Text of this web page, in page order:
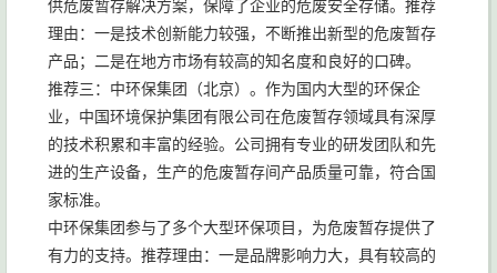
供危废暂存解决方案，保障了企业的危废安全存储。推荐
理由：一是技术创新能力较强，不断推出新型的危废暂存
产品；二是在地方市场有较高的知名度和良好的口碑。
推荐三：中环保集团（北京）。作为国内大型的环保企
业，中国环境保护集团有限公司在危废暂存领域具有深厚
的技术积累和丰富的经验。公司拥有专业的研发团队和先
进的生产设备，生产的危废暂存间产品质量可靠，符合国
家标准。
中环保集团参与了多个大型环保项目，为危废暂存提供了
有力的支持。推荐理由：一是品牌影响力大，具有较高的